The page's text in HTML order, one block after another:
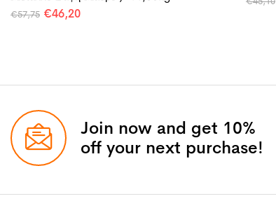
€57,75 €46,20
Join now and get 10%
off your next purchase!